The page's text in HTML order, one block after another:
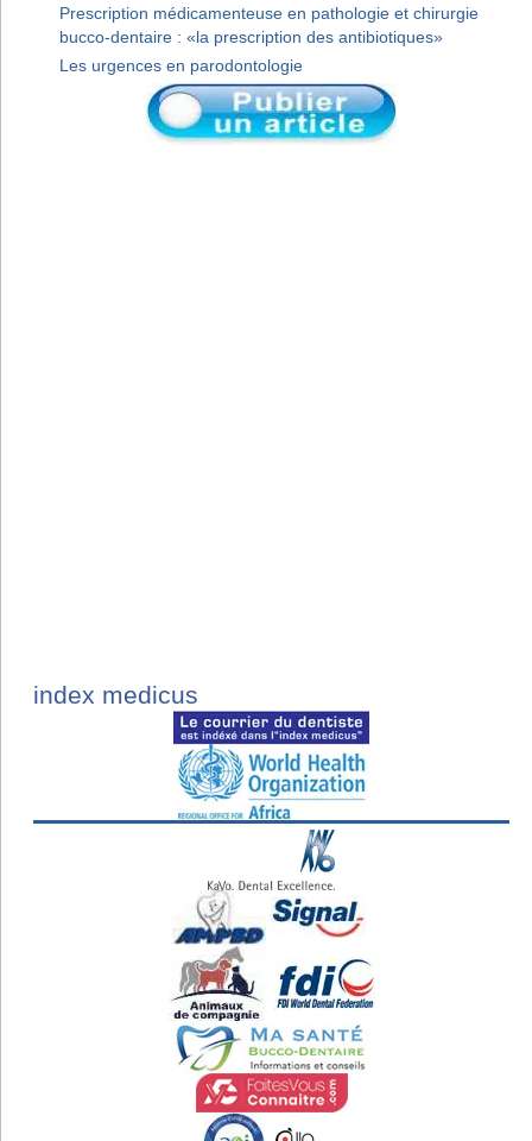
Prescription médicamenteuse en pathologie et chirurgie
bucco-dentaire : «la prescription des antibiotiques»
Les urgences en parodontologie
index medicus